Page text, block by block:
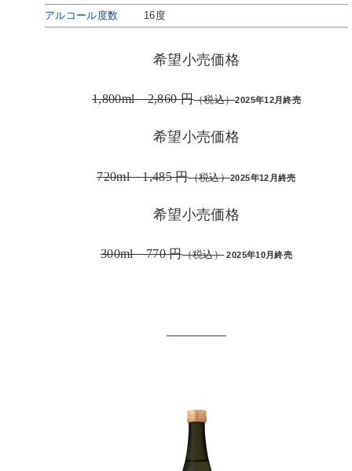
アルコール度数 16度
希望小売価格
1,800ml 2,860 円（税込）2025年12月終売
希望小売価格
720ml 1,485 円（税込）2025年12月終売
希望小売価格
300ml 770 円（税込） 2025年10月終売